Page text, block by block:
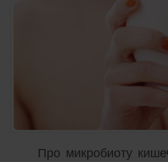
Про микробиоту